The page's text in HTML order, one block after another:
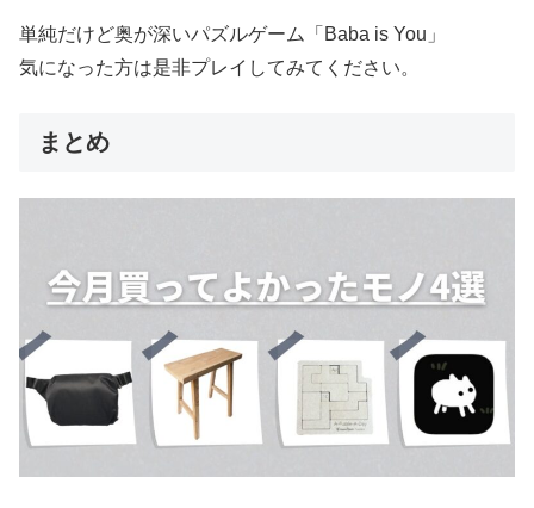
単純だけど奥が深いパズルゲーム「Baba is You」
気になった方は是非プレイしてみてください。
まとめ